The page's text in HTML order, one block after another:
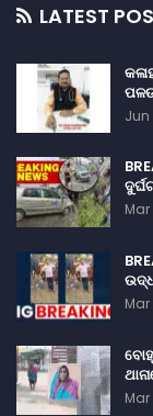
LATEST
Jun
Mar
Mar
Mar